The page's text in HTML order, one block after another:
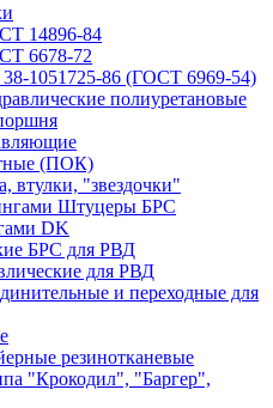
14896-84
6678-72
1051725-86 (ГОСТ 6969-54)
полиуретановые
(ПОК)
"звездочки"
Штуцеры БРС
DK
БРС для РВД
для РВД
и переходные для
резинотканевые
"Крокодил", "Баргер",